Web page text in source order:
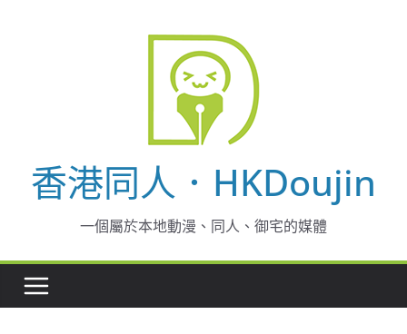
香港同人．HKDoujin
一個屬於本地動漫、同人、御宅的媒體